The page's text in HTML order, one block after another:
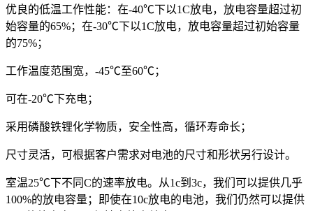
优良的低温工作性能：在-40℃下以1C放电，放电容量超过初
始容量的65%；在-30℃下以1C放电，放电容量超过初始容量
的75%；
工作温度范围宽，-45℃至60℃；
可在-20℃下充电；
采用磷酸铁锂化学物质，安全性高，循环寿命长；
尺寸灵活，可根据客户需求对电池的尺寸和形状另行设计。
室温25℃下不同C的速率放电。从1c到3c，我们可以提供几乎
100%的放电容量；即使在10c放电的电池，我们仍然可以提供